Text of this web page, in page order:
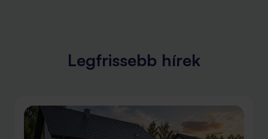
Legfrissebb hírek